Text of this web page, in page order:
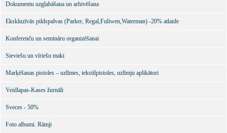
Dokumentu uzglabāšana un arhivēšana
Ekskluzīvās pildspalvas (Parker, Regal,Fuliwen,Waterman) -20% atlaide
Konferenču un semināru organizēšanai
Sieviešu un vīriešu maki
Marķēšanas pistoles – uzlīmes, tekstilpistoles, uzlīmju aplikātori
Veidlapas-Kases žurnāli
Sveces - 50%
Foto albumi. Rāmji